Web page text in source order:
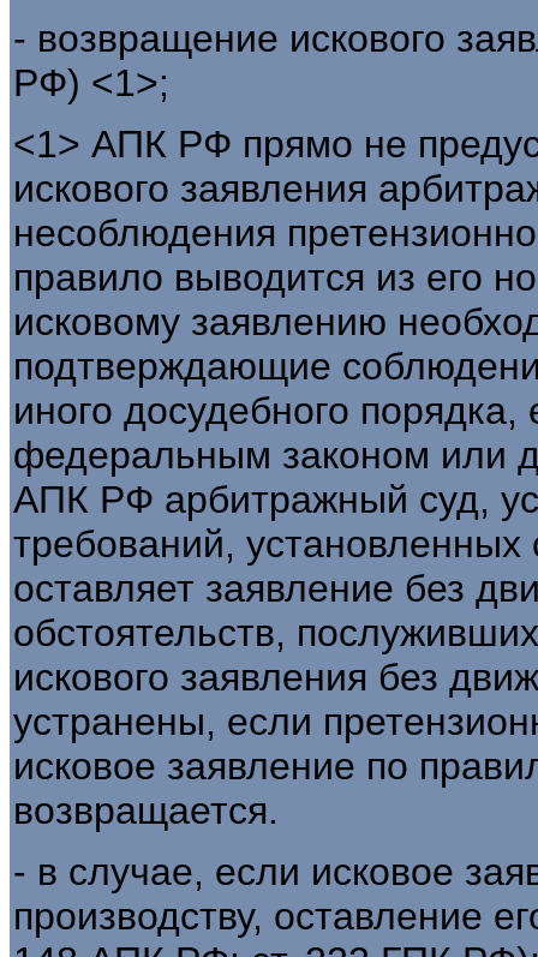
- возвращение искового
РФ) <1>;
<1> АПК РФ прямо не
искового заявления
несоблюдения
правило выводится из его
исковому заявлению
подтверждающие
иного досудебного
федеральным законом или
АПК РФ арбитражный суд,
требований,
оставляет заявление без
обстоятельств,
искового заявления без
устранены, если
исковое заявление по
возвращается.
- в случае, если исковое
производству, оставление